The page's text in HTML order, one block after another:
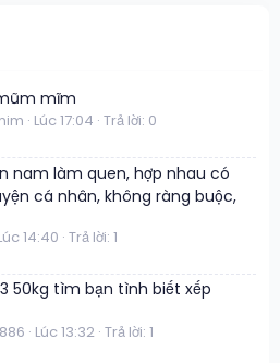
mĩm
Lúc 17:04 Trả lời: 0
nam làm quen, hợp nhau có
cá nhân, không ràng buộc,
14:40 Trả lời: 1
50kg tìm bạn tình biết xếp
Lúc 13:32 Trả lời: 1